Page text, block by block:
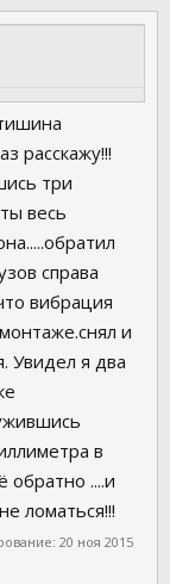
расскажу!!!
три
весь
справа
вибрация
и
Увидел я два
в
обратно ....и
ломаться!!!
20 ноя 2015